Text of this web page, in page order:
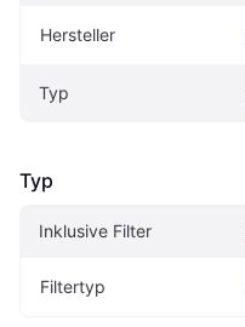
Hersteller
Typ
Typ
Inklusive Filter
Filtertyp